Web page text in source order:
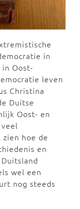
in
Oost-
leven
Christina
Duitse
Oost- en
hoe de
en
wel een
nog steeds